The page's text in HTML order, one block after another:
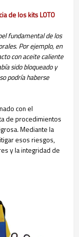
de los kits LOTO
fundamental de los
Por ejemplo, en
con aceite caliente
sido bloqueado y
podría haberse
con el
de procedimientos
Mediante la
esos riesgos,
y la integridad de